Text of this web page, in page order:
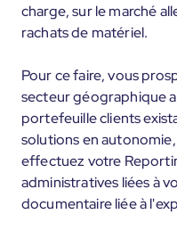
charge, sur le marché
rachats de matériel.
Pour ce faire, vous
secteur géographique
portefeuille clients
solutions en
effectuez votre
administratives liées à
documentaire liée à